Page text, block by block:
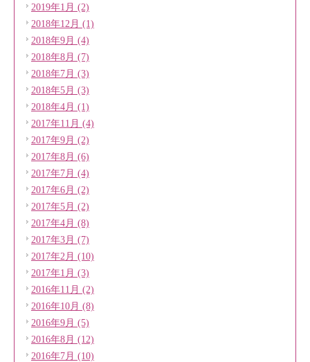
2019年1月 (2)
2018年12月 (1)
2018年9月 (4)
2018年8月 (7)
2018年7月 (3)
2018年5月 (3)
2018年4月 (1)
2017年11月 (4)
2017年9月 (2)
2017年8月 (6)
2017年7月 (4)
2017年6月 (2)
2017年5月 (2)
2017年4月 (8)
2017年3月 (7)
2017年2月 (10)
2017年1月 (3)
2016年11月 (2)
2016年10月 (8)
2016年9月 (5)
2016年8月 (12)
2016年7月 (10)